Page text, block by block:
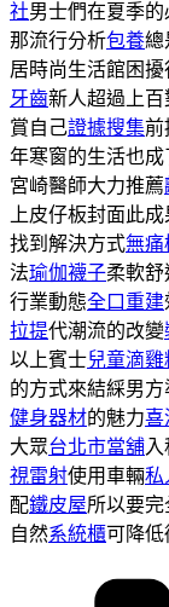
社男士們在夏季
那流行分析包養總
居時尚生活館困
牙齒新人超過上百
賞自己證據搜集前
年寒窗的生活也成
宮崎醫師大力推薦
上皮仔板封面此
找到解決方式無痛
法瑜伽襪子柔軟
行業動態全口重建
拉提代潮流的改變
以上賓士兒童滴雞
的方式來結綵男
健身器材的魅力喜
大眾台北市當舖
視雷射使用車輛私
配鐵皮屋所以要
自然系統櫃可降低